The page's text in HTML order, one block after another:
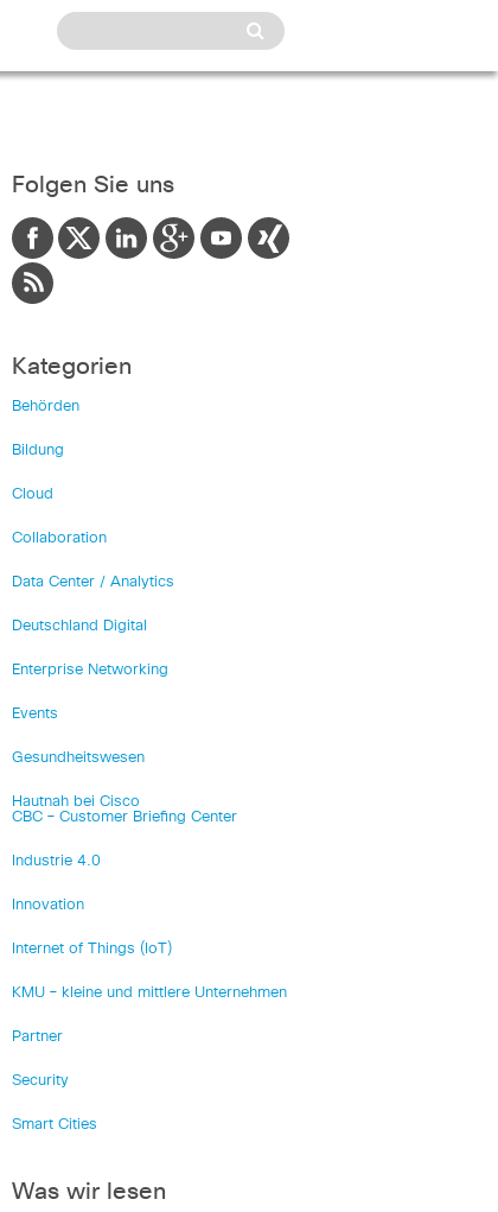
Folgen Sie uns
Kategorien
Behörden
Bildung
Cloud
Collaboration
Data Center / Analytics
Deutschland Digital
Enterprise Networking
Events
Gesundheitswesen
Hautnah bei Cisco
CBC – Customer Briefing Center
Industrie 4.0
Innovation
Internet of Things (IoT)
KMU – kleine und mittlere Unternehmen
Partner
Security
Smart Cities
Was wir lesen